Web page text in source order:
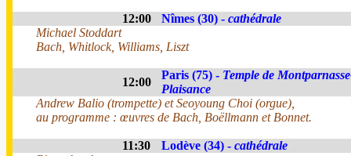
12:00 Nîmes (30) - cathédrale
Michael Stoddart
Bach, Whitlock, Williams, Liszt
12:00
Paris (75) - Temple de
Plaisance
Andrew Balio (trompette) et Seoyoung Choi (orgue),
au programme : œuvres de Bach, Boëllmann et Bonnet.
11:30 Lodève (34) - cathédrale